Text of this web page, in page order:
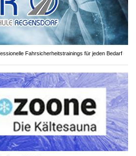
Fahrsicherheitstrainings für jeden Bedarf